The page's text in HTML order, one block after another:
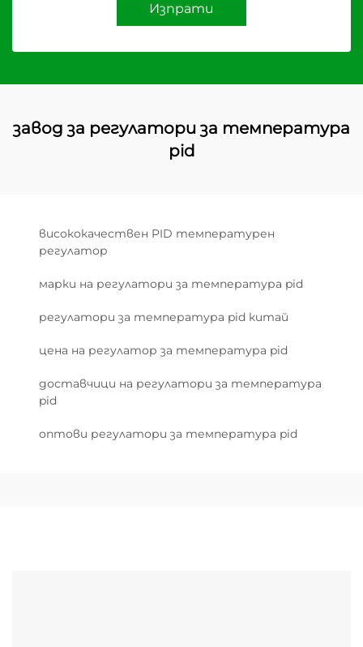
Изпрати
завод за регулатори за температура
pid
висококачествен PID температурен
регулатор
марки на регулатори за температура pid
регулатори за температура pid китай
цена на регулатор за температура pid
доставчици на регулатори за температура
pid
оптови регулатори за температура pid